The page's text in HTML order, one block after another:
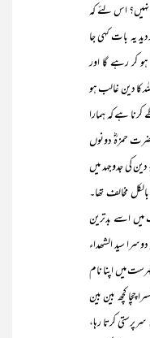
اس لئے کہ
یہ بات کہی جا
کر رہے گا اور
کا دین غالب ہو
ہے کہ ہمارا
حمزہؓ دونوں
کی جدوجہد میں
مخالف تھا۔
میں اسے بدترین
سید الشھداء
میں اپنا نام
چچا کچھ بین بین
کرتا رہا،